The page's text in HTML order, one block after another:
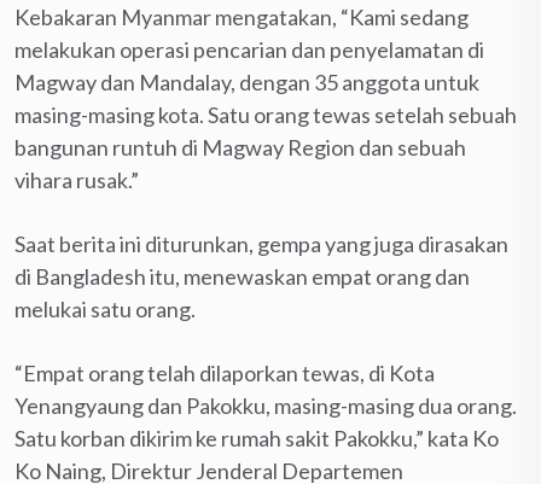
Kebakaran Myanmar mengatakan, “Kami sedang
melakukan operasi pencarian dan penyelamatan di
Magway dan Mandalay, dengan 35 anggota untuk
masing-masing kota. Satu orang tewas setelah sebuah
bangunan runtuh di Magway Region dan sebuah
vihara rusak.”
Saat berita ini diturunkan, gempa yang juga dirasakan
di Bangladesh itu, menewaskan empat orang dan
melukai satu orang.
“Empat orang telah dilaporkan tewas, di Kota
Yenangyaung dan Pakokku, masing-masing dua orang.
Satu korban dikirim ke rumah sakit Pakokku,” kata Ko
Ko Naing, Direktur Jenderal Departemen